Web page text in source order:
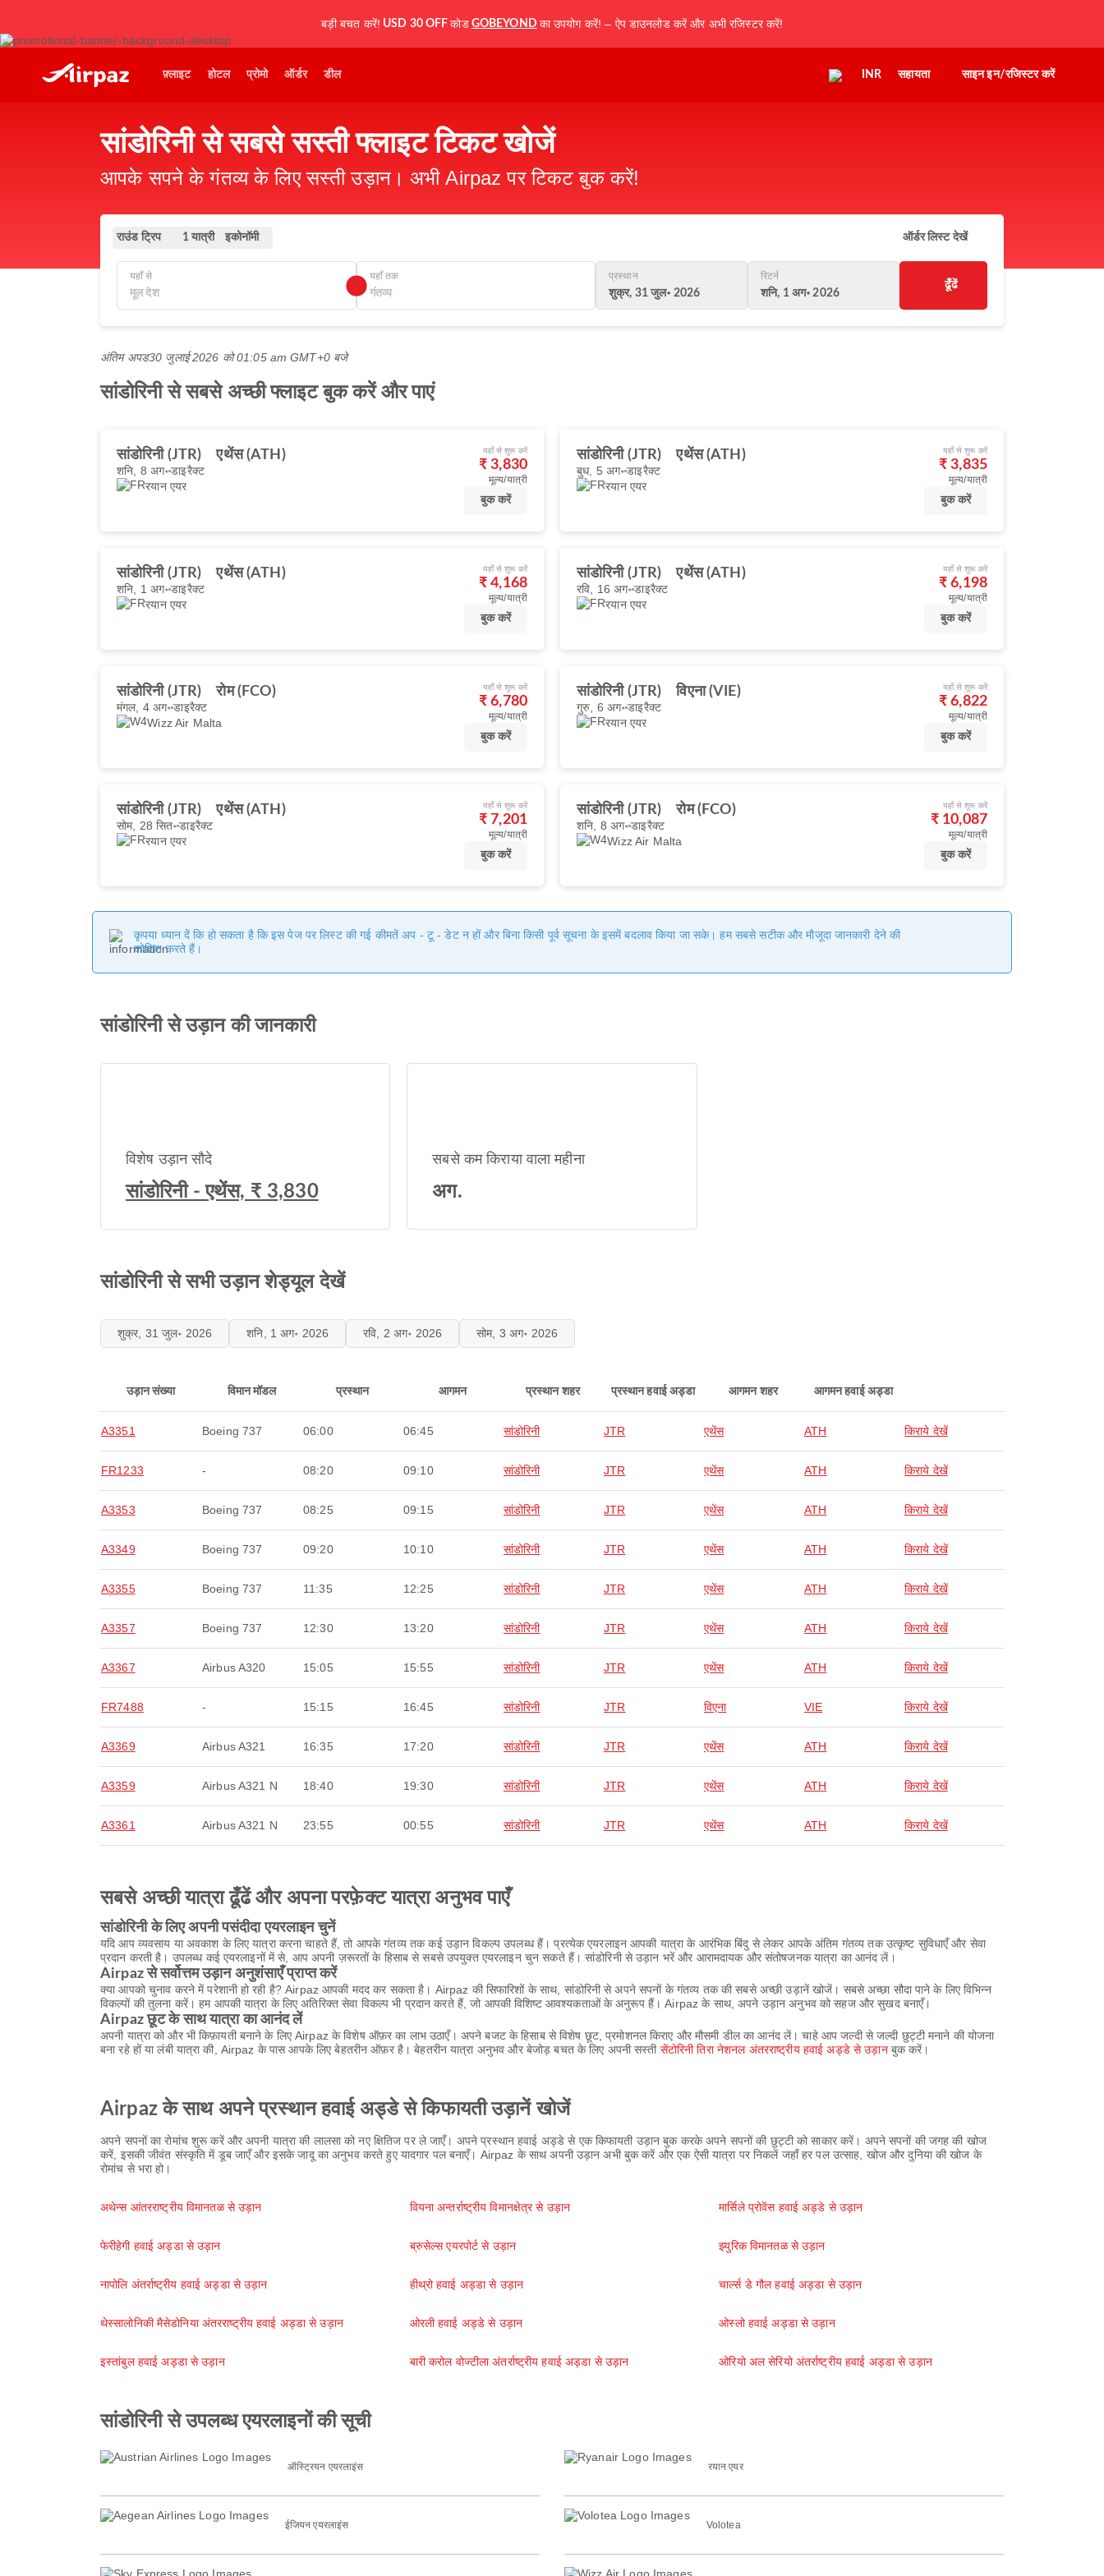
बड़ी बचत करें! USD 30 OFF कोड GOBEYOND का उपयोग करें! – ऐप डाउनलोड करें और अभी रजिस्टर करें!
फ़्लाइट होटल प्रोमो ऑर्डर डील INR सहायता साइन इन/रजिस्टर करें
सांडोरिनी से सबसे सस्ती फ्लाइट टिकट खोजें
आपके सपने के गंतव्य के लिए सस्ती उड़ान। अभी Airpaz पर टिकट बुक करें!
राउंड ट्रिप 1 यात्री इकोनॉमी ऑर्डर लिस्ट देखें
यहाँ से यहाँ तक
प्रस्थान
शुक्र, 31 जुल॰ 2026
रिटर्न
शनि, 1 अग॰ 2026
ढूँढें
अंतिम अपड30 जुलाई 2026 को 01:05 am GMT+0 बजे
सांडोरिनी से सबसे अच्छी फ्लाइट बुक करें और पाएं
सांडोरिनी (JTR) एथेंस (ATH)
शनि, 8 अग॰डाइरैक्ट
रयान एयर
यहाँ से शुरू करें
₹ 3,830
मूल्य/यात्री
बुक करें
सांडोरिनी (JTR) एथेंस (ATH)
बुध, 5 अग॰डाइरैक्ट
रयान एयर
यहाँ से शुरू करें
₹ 3,835
मूल्य/यात्री
बुक करें
सांडोरिनी (JTR) एथेंस (ATH)
शनि, 1 अग॰डाइरैक्ट
रयान एयर
यहाँ से शुरू करें
₹ 4,168
मूल्य/यात्री
बुक करें
सांडोरिनी (JTR) एथेंस (ATH)
रवि, 16 अग॰डाइरैक्ट
रयान एयर
यहाँ से शुरू करें
₹ 6,198
मूल्य/यात्री
बुक करें
सांडोरिनी (JTR) रोम (FCO)
मंगल, 4 अग॰डाइरैक्ट
Wizz Air Malta
यहाँ से शुरू करें
₹ 6,780
मूल्य/यात्री
बुक करें
सांडोरिनी (JTR) विएना (VIE)
गुरु, 6 अग॰डाइरैक्ट
रयान एयर
यहाँ से शुरू करें
₹ 6,822
मूल्य/यात्री
बुक करें
सांडोरिनी (JTR) एथेंस (ATH)
सोम, 28 सित॰डाइरैक्ट
रयान एयर
यहाँ से शुरू करें
₹ 7,201
मूल्य/यात्री
बुक करें
सांडोरिनी (JTR) रोम (FCO)
शनि, 8 अग॰डाइरैक्ट
Wizz Air Malta
यहाँ से शुरू करें
₹ 10,087
मूल्य/यात्री
बुक करें
कृपया ध्यान दें कि हो सकता है कि इस पेज पर लिस्ट की गई कीमतें अप - टू - डेट न हों और बिना किसी पूर्व सूचना के इसमें बदलाव किया जा सके। हम सबसे सटीक और मौजूदा जानकारी देने की
कोशिश करते हैं।
सांडोरिनी से उड़ान की जानकारी
विशेष उड़ान सौदे
सांडोरिनी - एथेंस, ₹ 3,830
सबसे कम किराया वाला महीना
अग.
सांडोरिनी से सभी उड़ान शेड्यूल देखें
शुक्र, 31 जुल॰ 2026 शनि, 1 अग॰ 2026 रवि, 2 अग॰ 2026 सोम, 3 अग॰ 2026
उड़ान संख्या विमान मॉडल प्रस्थान आगमन प्रस्थान शहर प्रस्थान हवाई अड्डा आगमन शहर आगमन हवाई अड्डा
A3351 Boeing 737 06:00 06:45 सांडोरिनी JTR एथेंस ATH किराये देखें
FR1233 - 08:20 09:10 सांडोरिनी JTR एथेंस ATH किराये देखें
A3353 Boeing 737 08:25 09:15 सांडोरिनी JTR एथेंस ATH किराये देखें
A3349 Boeing 737 09:20 10:10 सांडोरिनी JTR एथेंस ATH किराये देखें
A3355 Boeing 737 11:35 12:25 सांडोरिनी JTR एथेंस ATH किराये देखें
A3357 Boeing 737 12:30 13:20 सांडोरिनी JTR एथेंस ATH किराये देखें
A3367 Airbus A320 15:05 15:55 सांडोरिनी JTR एथेंस ATH किराये देखें
FR7488 - 15:15 16:45 सांडोरिनी JTR विएना VIE किराये देखें
A3369 Airbus A321 16:35 17:20 सांडोरिनी JTR एथेंस ATH किराये देखें
A3359 Airbus A321 N 18:40 19:30 सांडोरिनी JTR एथेंस ATH किराये देखें
A3361 Airbus A321 N 23:55 00:55 सांडोरिनी JTR एथेंस ATH किराये देखें
सबसे अच्छी यात्रा ढूँढें और अपना परफ़ेक्ट यात्रा अनुभव पाएँ
सांडोरिनी के लिए अपनी पसंदीदा एयरलाइन चुनें
यदि आप व्यवसाय या अवकाश के लिए यात्रा करना चाहते हैं, तो आपके गंतव्य तक कई उड़ान विकल्प उपलब्ध हैं। प्रत्येक एयरलाइन आपकी यात्रा के आरंभिक बिंदु से लेकर आपके अंतिम गंतव्य तक उत्कृष्ट सुविधाएँ और सेवा
प्रदान करती है। उपलब्ध कई एयरलाइनों में से, आप अपनी ज़रूरतों के हिसाब से सबसे उपयुक्त एयरलाइन चुन सकते हैं। सांडोरिनी से उड़ान भरें और आरामदायक और संतोषजनक यात्रा का आनंद लें।
Airpaz से सर्वोत्तम उड़ान अनुशंसाएँ प्राप्त करें
क्या आपको चुनाव करने में परेशानी हो रही है? Airpaz आपकी मदद कर सकता है। Airpaz की सिफारिशों के साथ, सांडोरिनी से अपने सपनों के गंतव्य तक की सबसे अच्छी उड़ानें खोजें। सबसे अच्छा सौदा पाने के लिए विभिन्न
विकल्पों की तुलना करें। हम आपकी यात्रा के लिए अतिरिक्त सेवा विकल्प भी प्रदान करते हैं, जो आपकी विशिष्ट आवश्यकताओं के अनुरूप हैं। Airpaz के साथ, अपने उड़ान अनुभव को सहज और सुखद बनाएँ।
Airpaz छूट के साथ यात्रा का आनंद लें
अपनी यात्रा को और भी किफ़ायती बनाने के लिए Airpaz के विशेष ऑफ़र का लाभ उठाएँ। अपने बजट के हिसाब से विशेष छूट, प्रमोशनल किराए और मौसमी डील का आनंद लें। चाहे आप जल्दी से जल्दी छुट्टी मनाने की योजना
बना रहे हों या लंबी यात्रा की, Airpaz के पास आपके लिए बेहतरीन ऑफ़र है। बेहतरीन यात्रा अनुभव और बेजोड़ बचत के लिए अपनी सस्ती सेंटोरिनी तिरा नेशनल अंतरराष्ट्रीय हवाई अड्डे से उड़ानबुक करें।
Airpaz के साथ अपने प्रस्थान हवाई अड्डे से किफायती उड़ानें खोजें
अपने सपनों का रोमांच शुरू करें और अपनी यात्रा की लालसा को नए क्षितिज पर ले जाएँ। अपने प्रस्थान हवाई अड्डे से एक किफायती उड़ान बुक करके अपने सपनों की छुट्टी को साकार करें। अपने सपनों की जगह की खोज
करें, इसकी जीवंत संस्कृति में डूब जाएँ और इसके जादू का अनुभव करते हुए यादगार पल बनाएँ। Airpaz के साथ अपनी उड़ान अभी बुक करें और एक ऐसी यात्रा पर निकलें जहाँ हर पल उत्साह, खोज और दुनिया की खोज के
रोमांच से भरा हो।
अथेन्स आंतरराष्ट्रीय विमानतळ से उड़ान वियना अन्तर्राष्ट्रीय विमानक्षेत्र से उड़ान मार्सिले प्रोवेंस हवाई अड्डे से उड़ान
फेरीहेगी हवाई अड्डा से उड़ान ब्रुसेल्स एयरपोर्ट से उड़ान झ्युरिक विमानतळ से उड़ान
नापोलि अंतर्राष्ट्रीय हवाई अड्डा से उड़ान हीथ्रो हवाई अड्डा से उड़ान चार्ल्स डे गौल हवाई अड्डा से उड़ान
थेस्सालोनिकी मैसेडोनिया अंतरराष्ट्रीय हवाई अड्डा से उड़ान ओरली हवाई अड्डे से उड़ान ओस्लो हवाई अड्डा से उड़ान
इस्तांबुल हवाई अड्डा से उड़ान बारी करोल वोज्टीला अंतर्राष्ट्रीय हवाई अड्डा से उड़ान ओरियो अल सेरियो अंतर्राष्ट्रीय हवाई अड्डा से उड़ान
सांडोरिनी से उपलब्ध एयरलाइनों की सूची
ऑस्ट्रियन एयरलाइंस रयान एयर
ईजियन एयरलाइंस Volotea